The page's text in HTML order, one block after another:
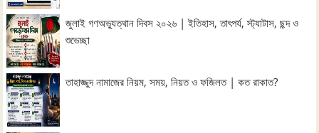
জুলাই গণঅভ্যুত্থান দিবস ২০২৬ | ইতিহাস, তাৎপর্য, স্ট্যাটাস, ছন্দ ও
শুভেচ্ছা
তাহাজ্জুদ নামাজের নিয়ম, সময়, নিয়ত ও ফজিলত | কত রাকাত?